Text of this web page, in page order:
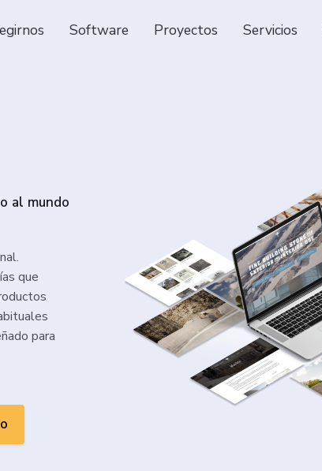
Software Proyectos Servicios
al mundo
que
para